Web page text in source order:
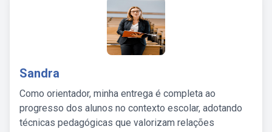
Sandra
Como orientador, minha entrega é completa ao
progresso dos alunos no contexto escolar, adotando
técnicas pedagógicas que valorizam relações